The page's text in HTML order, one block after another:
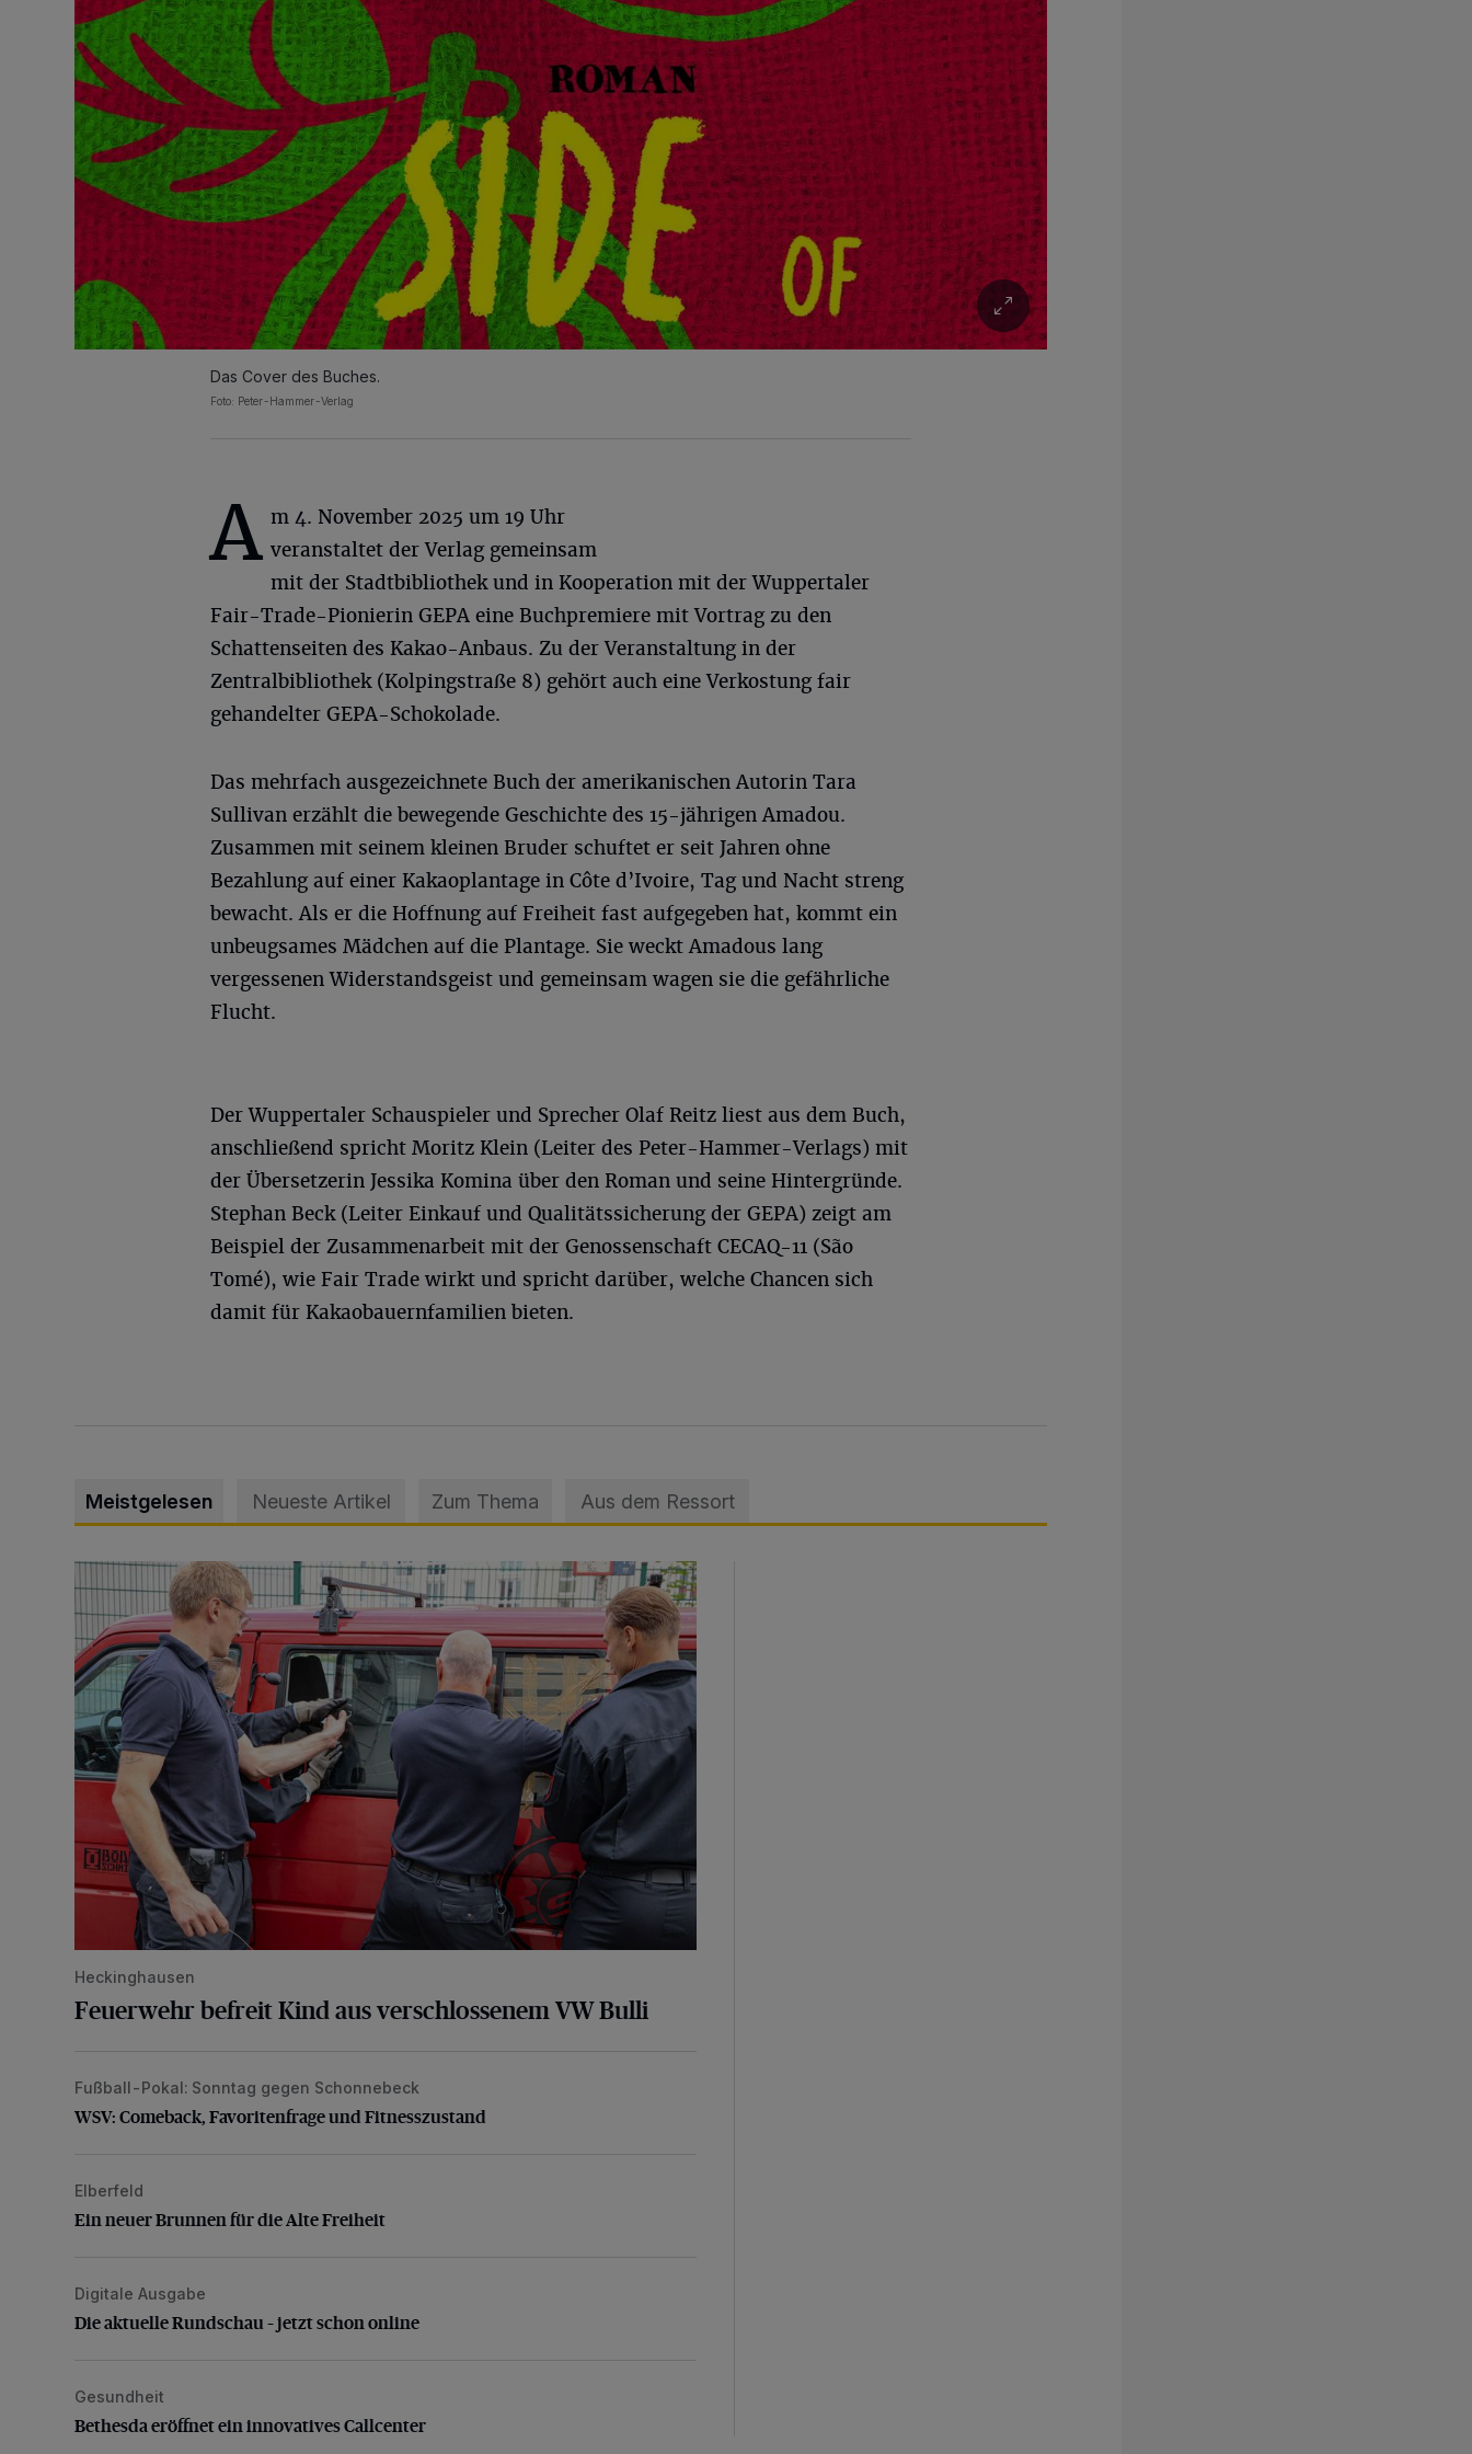
Das Cover des Buches.
Foto: Peter-Hammer-Verlag
A m 4. November 2025 um 19 Uhr
veranstaltet der Verlag gemeinsam
mit der Stadtbibliothek und in Kooperation mit der Wuppertaler
Fair-Trade-Pionierin GEPA eine Buchpremiere mit Vortrag zu den
Schattenseiten des Kakao-Anbaus. Zu der Veranstaltung in der
Zentralbibliothek (Kolpingstraße 8) gehört auch eine Verkostung fair
gehandelter GEPA-Schokolade.
Das mehrfach ausgezeichnete Buch der amerikanischen Autorin Tara
Sullivan erzählt die bewegende Geschichte des 15-jährigen Amadou.
Zusammen mit seinem kleinen Bruder schuftet er seit Jahren ohne
Bezahlung auf einer Kakaoplantage in Côte d’Ivoire, Tag und Nacht streng
bewacht. Als er die Hoffnung auf Freiheit fast aufgegeben hat, kommt ein
unbeugsames Mädchen auf die Plantage. Sie weckt Amadous lang
vergessenen Widerstandsgeist und gemeinsam wagen sie die gefährliche
Flucht.
Der Wuppertaler Schauspieler und Sprecher Olaf Reitz liest aus dem Buch,
anschließend spricht Moritz Klein (Leiter des Peter-Hammer-Verlags) mit
der Übersetzerin Jessika Komina über den Roman und seine Hintergründe.
Stephan Beck (Leiter Einkauf und Qualitätssicherung der GEPA) zeigt am
Beispiel der Zusammenarbeit mit der Genossenschaft CECAQ-11 (São
Tomé), wie Fair Trade wirkt und spricht darüber, welche Chancen sich
damit für Kakaobauernfamilien bieten.
Meistgelesen Neueste Artikel Zum Thema Aus dem Ressort
Feuerwehr befreit Kind aus verschlossenem VW Bulli
Heckinghausen
Feuerwehr befreit Kind aus verschlossenem VW Bulli
WSV: Comeback, Favoritenfrage und Fitnesszustand
Fußball-Pokal: Sonntag gegen Schonnebeck
WSV: Comeback, Favoritenfrage und Fitnesszustand
Ein neuer Brunnen für die Alte Freiheit
Elberfeld
Ein neuer Brunnen für die Alte Freiheit
Die aktuelle Rundschau – jetzt schon online
Digitale Ausgabe
Die aktuelle Rundschau – jetzt schon online
Bethesda eröffnet ein innovatives Callcenter
Gesundheit
Bethesda eröffnet ein innovatives Callcenter